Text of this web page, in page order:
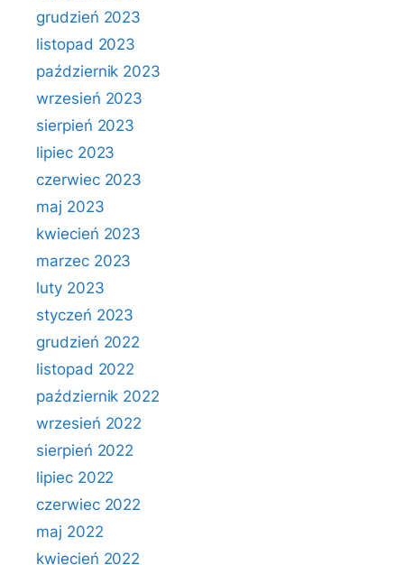
grudzień 2023
listopad 2023
październik 2023
wrzesień 2023
sierpień 2023
lipiec 2023
czerwiec 2023
maj 2023
kwiecień 2023
marzec 2023
luty 2023
styczeń 2023
grudzień 2022
listopad 2022
październik 2022
wrzesień 2022
sierpień 2022
lipiec 2022
czerwiec 2022
maj 2022
kwiecień 2022